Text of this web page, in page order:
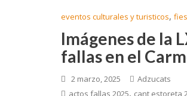
eventos culturales y turisticos,
Imágenes de la
fallas en el
2 marzo, 2025
Adzucats
actos fallas 2025, cant estoreta